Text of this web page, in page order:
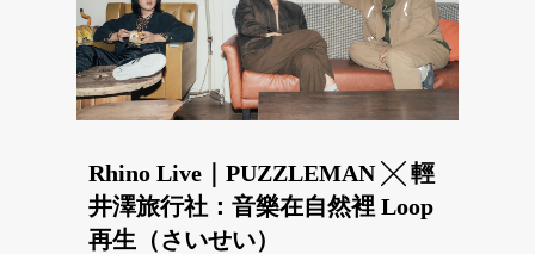
Rhino Live｜PUZZLEMAN ╳ 輕
井澤旅行社：音樂在自然裡 Loop
再生（さいせい）